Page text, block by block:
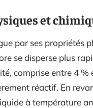
et
par ses propriétés
se disperse plus
comprise entre 4
réactif. En
à température